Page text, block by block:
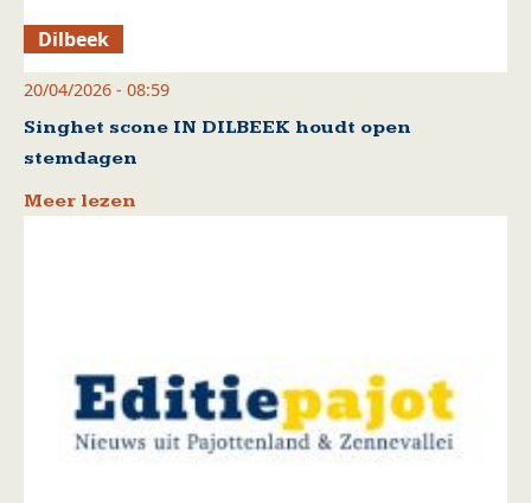
Dilbeek
20/04/2026 - 08:59
Singhet scone IN DILBEEK houdt open
stemdagen
Meer lezen